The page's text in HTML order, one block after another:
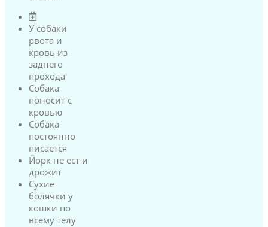
У собаки
рвота и
кровь из
заднего
прохода
Собака
поносит с
кровью
Собака
постоянно
писается
Йорк не ест и
дрожит
Сухие
болячки у
кошки по
всему телу